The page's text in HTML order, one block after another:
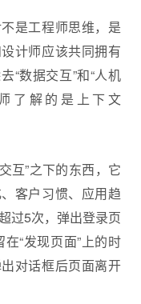
是工程师思维，是
计师应该共同拥有
“数据交互”和“人机
了解的是上下文
互”之下的东西，它
客户习惯、应用趋
过5次，弹出登录页
“发现页面”上的时
对话框后页面离开